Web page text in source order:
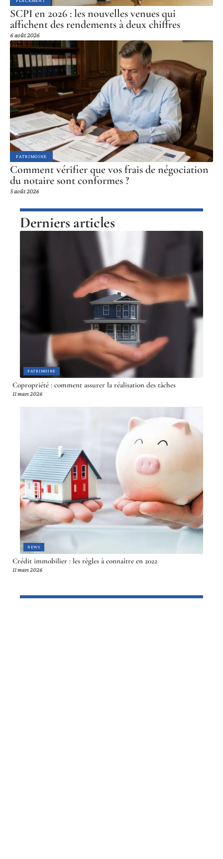
SCPI en 2026 : les nouvelles venues qui
affichent des rendements à deux chiffres
6 août 2026
PATRIMOINE
Comment vérifier que vos frais de négociation
du notaire sont conformes ?
5 août 2026
Derniers articles
PATRIMOINE
Copropriété : comment assurer la réalisation des tâches
11 mars 2026
NEWS
Crédit immobilier : les règles à connaître en 2022
11 mars 2026